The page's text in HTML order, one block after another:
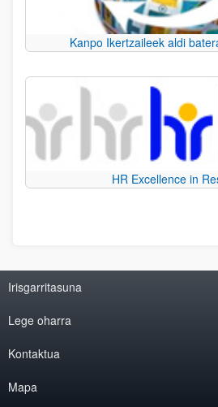
Kanpo Ikertzaileek aldi
HR Excellence in
Irisgarritasuna
Lege oharra
Kontaktua
Mapa